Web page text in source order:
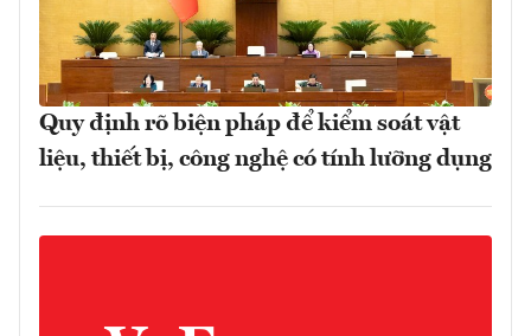
Quy định rõ biện pháp để kiểm soát vật
liệu, thiết bị, công nghệ có tính lưỡng dụng